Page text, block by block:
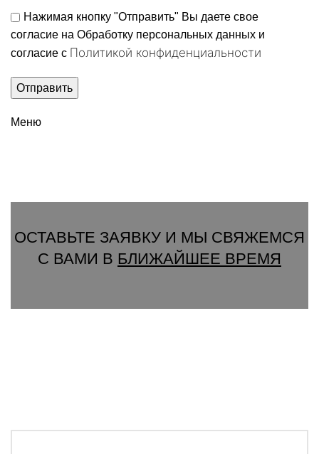
Нажимая кнопку "Отправить" Вы даете свое
согласие на Обработку персональных данных и
согласие c Политикой конфиденциальности
Меню
ОСТАВЬТЕ ЗАЯВКУ И МЫ СВЯЖЕМСЯ
С ВАМИ В БЛИЖАЙШЕЕ ВРЕМЯ